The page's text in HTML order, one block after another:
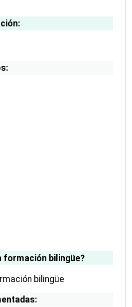
formación bilingüe?
bilingüe